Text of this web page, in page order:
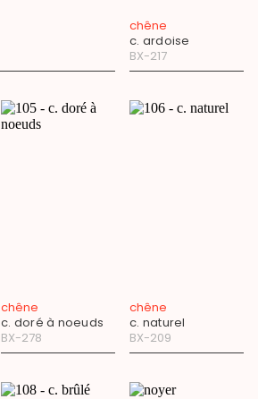
chêne
c. ardoise
BX-217
chêne
c. doré à noeuds
BX-278
chêne
c. naturel
BX-209